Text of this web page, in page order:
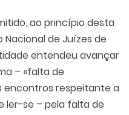
ao princípio desta
de Juízes de
entendeu avançar
– «falta de
encontros respeitante a
ler-se – pela falta de